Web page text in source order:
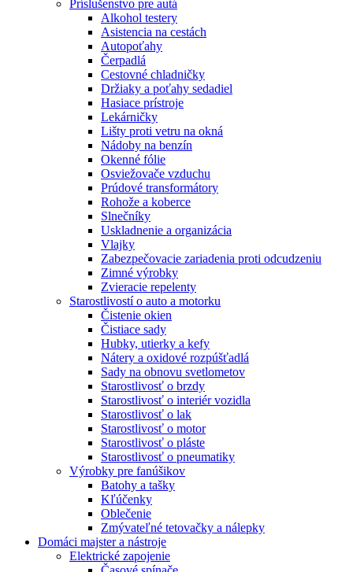
Príslušenstvo pre autá
Alkohol testery
Asistencia na cestách
Autopoťahy
Čerpadlá
Cestovné chladničky
Držiaky a poťahy sedadiel
Hasiace prístroje
Lekárničky
Lišty proti vetru na okná
Nádoby na benzín
Okenné fólie
Osviežovače vzduchu
Prúdové transformátory
Rohože a koberce
Slnečníky
Uskladnenie a organizácia
Vlajky
Zabezpečovacie zariadenia proti odcudzeniu
Zimné výrobky
Zvieracie repelenty
Starostlivostí o auto a motorku
Čistenie okien
Čistiace sady
Hubky, utierky a kefy
Nátery a oxidové rozpúšťadlá
Sady na obnovu svetlometov
Starostlivosť o brzdy
Starostlivosť o interiér vozidla
Starostlivosť o lak
Starostlivosť o motor
Starostlivosť o pláste
Starostlivosť o pneumatiky
Výrobky pre fanúšikov
Batohy a tašky
Kľúčenky
Oblečenie
Zmývateľné tetovačky a nálepky
Domáci majster a nástroje
Elektrické zapojenie